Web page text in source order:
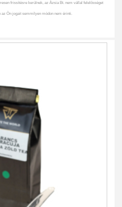
frissítésre kerülnek, az Ázsia Bt. nem vállal felelősséget
Ön jogait semmilyen módon nem érinti.